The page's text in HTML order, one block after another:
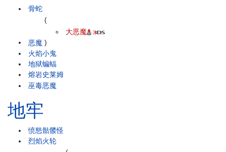
骨蛇
恶魔
(
大恶魔
)
火焰小鬼
地狱蝙蝠
熔岩史莱姆
巫毒恶魔
地牢
愤怒骷髅怪
烈焰火轮